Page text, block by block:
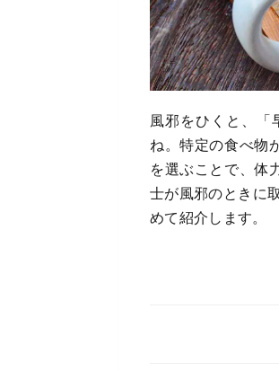
風邪をひくと、「
ね。特定の食べ物
を選ぶことで、体
士が風邪のときに
めて紹介します。